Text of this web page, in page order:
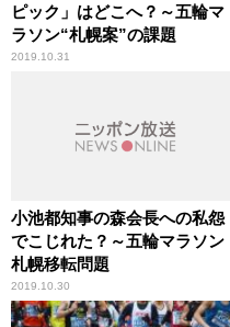
ピック」はどこへ？～五輪マ
ラソン“札幌案”の課題
2019.10.31
小池都知事の森会長への私怨
でこじれた？～五輪マラソン
札幌移転問題
2019.10.30